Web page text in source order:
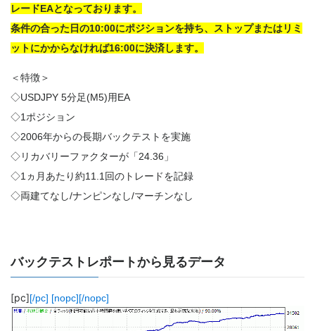
レードEAとなっております。
条件の合った日の10:00にポジションを持ち、ストップまたはリミ
ットにかからなければ16:00に決済します。
＜特徴＞
◇USDJPY 5分足(M5)用EA
◇1ポジション
◇2006年からの長期バックテストを実施
◇リカバリーファクターが「24.36」
◇1ヵ月あたり約11.1回のトレードを記録
◇両建てなし/ナンピンなし/マーチンなし
バックテストレポートから見るデータ
[pc][/pc] [nopc][/nopc]